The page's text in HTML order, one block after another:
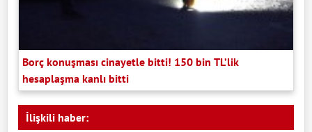
Borç konuşması cinayetle bitti! 150 bin TL’lik
hesaplaşma kanlı bitti
İlişkili haber: